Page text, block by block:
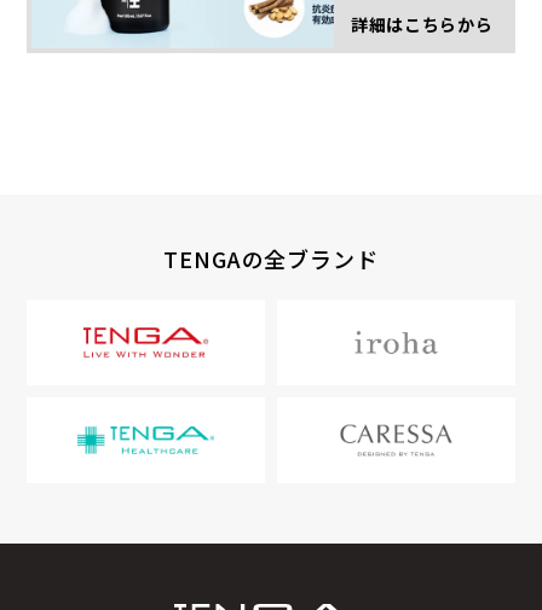
詳細はこちらから
TENGAの全ブランド